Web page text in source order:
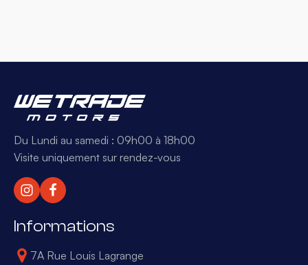
Du Lundi au samedi : 09h00 à 18h00
Visite uniquement sur rendez-vous
Informations
7A Rue Louis Lagrange